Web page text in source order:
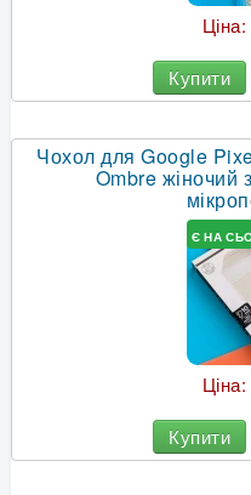
Ціна:
Купити
Чохол для Google
Ombre жіночий
Є НА
Ціна:
Купити